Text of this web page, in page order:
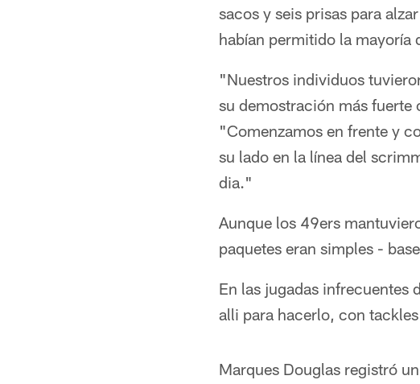
sacos y seis prisas para
habían permitido la mayoría
"Nuestros individuos
su demostración más
"Comenzamos en frente y
su lado en la línea del
dia."
Aunque los 49ers
paquetes eran simples -
En las jugadas infrecuentes
alli para hacerlo, con
Marques Douglas registró